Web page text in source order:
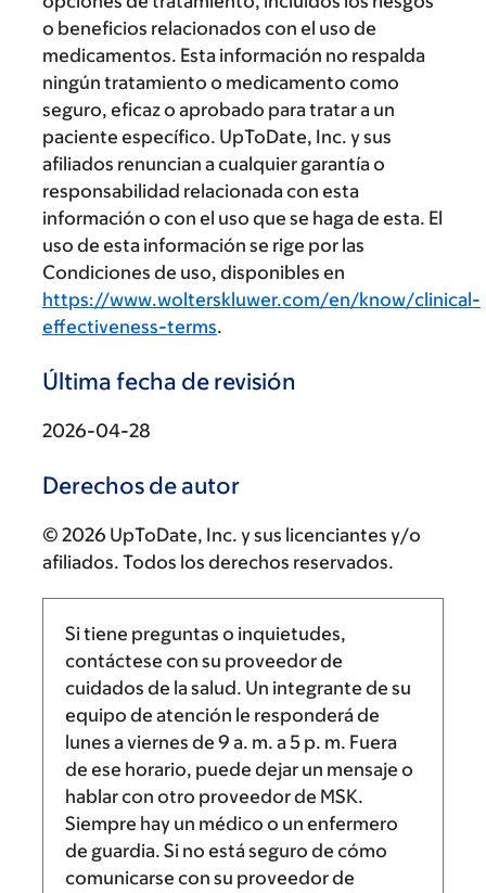
o beneficios relacionados con el uso de
medicamentos. Esta información no respalda
ningún tratamiento o medicamento como
seguro, eficaz o aprobado para tratar a un
paciente específico. UpToDate, Inc. y sus
afiliados renuncian a cualquier garantía o
responsabilidad relacionada con esta
información o con el uso que se haga de esta. El
uso de esta información se rige por las
Condiciones de uso, disponibles en
https://www.wolterskluwer.com/en/know/clinical-
effectiveness-terms.
Última fecha de revisión
2026-04-28
Derechos de autor
© 2026 UpToDate, Inc. y sus licenciantes y/o
afiliados. Todos los derechos reservados.
Si tiene preguntas o inquietudes,
contáctese con su proveedor de
cuidados de la salud. Un integrante de su
equipo de atención le responderá de
lunes a viernes de 9 a. m. a5 p. m. Fuera
de ese horario, puede dejar un mensaje o
hablar con otro proveedor de MSK.
Siempre hay un médico o un enfermero
de guardia. Si no está seguro de cómo
comunicarse con su proveedor de